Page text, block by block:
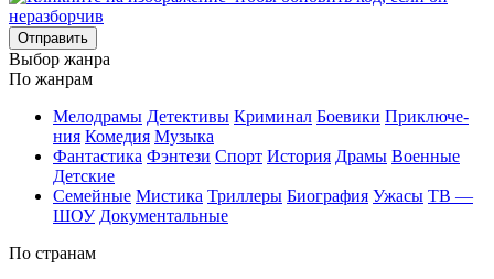
Отправить
Вы­бор жан­ра
По жан­рам
Ме­ло­дра­мы Де­тек­ти­вы Кри­ми­нал Бое­ви­ки При­клю­че­
ния Ко­ме­дия Му­зы­ка
Фан­та­сти­ка Фэн­те­зи Спорт Ис­то­рия Дра­мы Во­ен­ные
Дет­ские
Се­мей­ные Мис­ти­ка Трил­ле­ры Био­гра­фия Ужа­сы ТВ —
ШОУ До­ку­мен­таль­ные
По стра­нам